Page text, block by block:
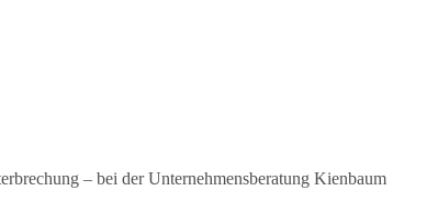
– bei der Unternehmensberatung Kienbaum